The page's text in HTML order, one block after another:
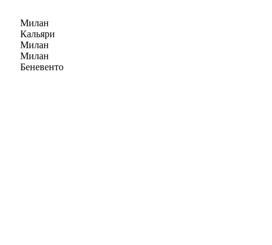
Милан
Кальяри
Милан
Милан
Беневенто